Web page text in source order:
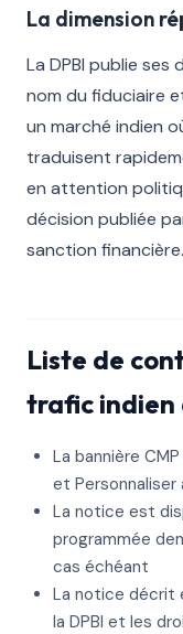
La dimension
La DPBI publie
nom du fiduciaire
un marché indien
traduisent
en attention
décision publiée
sanction financière.
Liste de
trafic indien
La bannière
et Personnaliser
La notice est
programmée
cas échéant
La notice décrit
la DPBI et les